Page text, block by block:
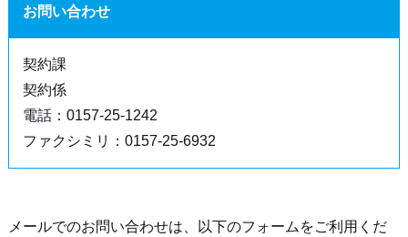
お問い合わせ
契約課
契約係
電話：0157-25-1242
ファクシミリ：0157-25-6932
メールでのお問い合わせは、以下のフォームをご利用くだ